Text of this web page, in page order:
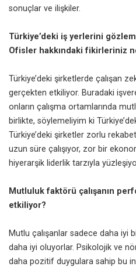
sonuçlar ve ilişkiler.
Türkiye’deki iş yerlerini
Ofisler hakkındaki fikirleriniz
Türkiye’deki şirketlerde çalışan
gerçekten etkiliyor. Buradaki
onların çalışma ortamlarında
birlikte, söylemeliyim ki
Türkiye’deki şirketler zorlu
uzun süre çalışıyor, zor bir
hiyerarşik liderlik tarzıyla
Mutluluk faktörü çalışanın
etkiliyor?
Mutlu çalışanlar sadece daha iyi
daha iyi oluyorlar. Psikolojik ve
daha pozitif duygulara sahip bu